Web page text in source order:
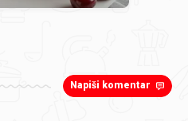
Napiši komentar